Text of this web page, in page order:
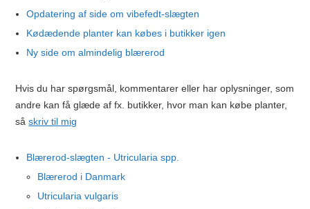
Opdatering af side om vibefedt-slægten
Kødædende planter kan købes i butikker igen
Ny side om almindelig blærerod
Hvis du har spørgsmål, kommentarer eller har oplysninger, som
andre kan få glæde af fx. butikker, hvor man kan købe planter,
såskriv til mig
Blærerod-slægten - Utricularia spp.
Blærerod i Danmark
Utricularia vulgaris